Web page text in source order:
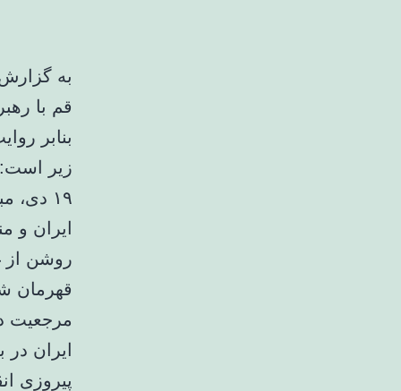
قم با
بنابر
زیر است:
۱۹
ایران و
روشن از
قهرمان
مرجعیت
ایران
پیروزی انقلاب